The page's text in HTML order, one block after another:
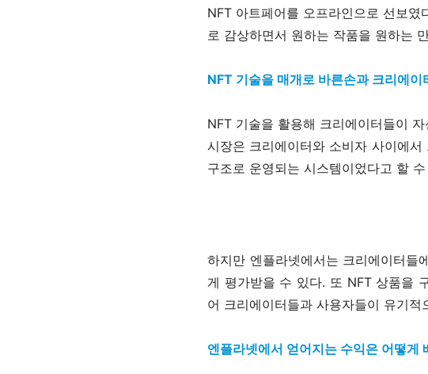
NFT 아트페어를 오프라인으로 선보
로 감상하면서 원하는 작품을 원하는
NFT 기술을 매개로 바른손과 크리에
NFT 기술을 활용해 크리에이터들이
시장은 크리에이터와 소비자 사이에
구조로 운영되는 시스템이었다고 할
하지만 엔플라넷에서는 크리에이터들
게 평가받을 수 있다. 또 NFT 상품을
어 크리에이터들과 사용자들이 유기
엔플라넷에서 얻어지는 수익은 어떻게